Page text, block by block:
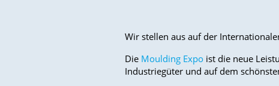
Wir stellen aus auf der
Die Moulding Expo ist die neue
Industriegüter und auf dem